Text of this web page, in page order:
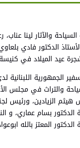
والآثار لينا
الأستاذ الدكتور فادي
عيد الميلاد في
الجمهورية
والتراث في مجلس
هيثم الزيادين، ورئيس
الدكتور بسام عماري، و
المعتز بالله